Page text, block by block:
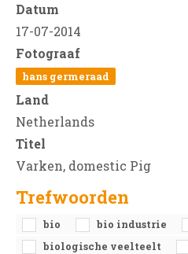
Datum
17-07-2014
Fotograaf
hans germeraad
Land
Netherlands
Titel
Varken, domestic Pig
Trefwoorden
bio bio industrie
biologische veelteelt